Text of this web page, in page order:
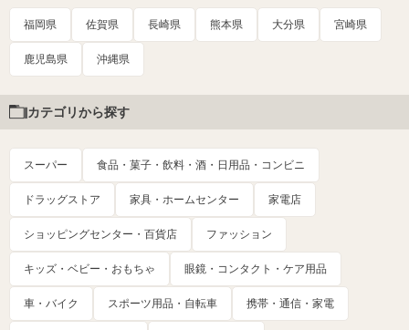
福岡県 佐賀県 長崎県 熊本県 大分県 宮崎県
鹿児島県 沖縄県
カテゴリから探す
スーパー 食品・菓子・飲料・酒・日用品・コンビニ
ドラッグストア 家具・ホームセンター 家電店
ショッピングセンター・百貨店 ファッション
キッズ・ベビー・おもちゃ 眼鏡・コンタクト・ケア用品
車・バイク スポーツ用品・自転車 携帯・通信・家電